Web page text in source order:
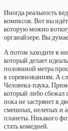
Иногда реальность
комиксов. Вот вы
которую можно
органайзере. Вы
А потом заходите в
который делает
половиной метра
к соревнованиям. А
Человека-паука.
который либо сбежал
пока не застрянет в
смешных, нелепых и
планеты. Никакого
стать комедией.